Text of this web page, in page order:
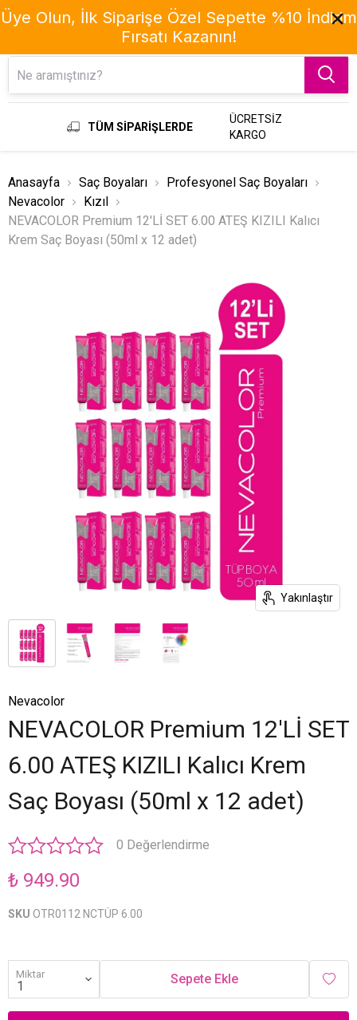
TÜM SİPARİŞLERDE
ÜCRETSİZ
KARGO
Anasayfa Saç Boyaları
Profesyonel Saç Boyaları
Nevacolor
Kızıl
NEVACOLOR Premium 12'Lİ SET 6.00 ATEŞ KIZILI Kalıcı
Krem Saç Boyası (50ml x 12 adet)
Yakınlaştır
Nevacolor
NEVACOLOR Premium 12'Lİ SET
6.00 ATEŞ KIZILI Kalıcı Krem
Saç Boyası (50ml x 12 adet)
0 Değerlendirme
₺ 949.90
SKU OTR0112 NCTÜP 6.00
Miktar Sepete Ekle
Üye Olun, İlk Siparişe Özel Sepette %10 İndirim
Fırsatı Kazanın!